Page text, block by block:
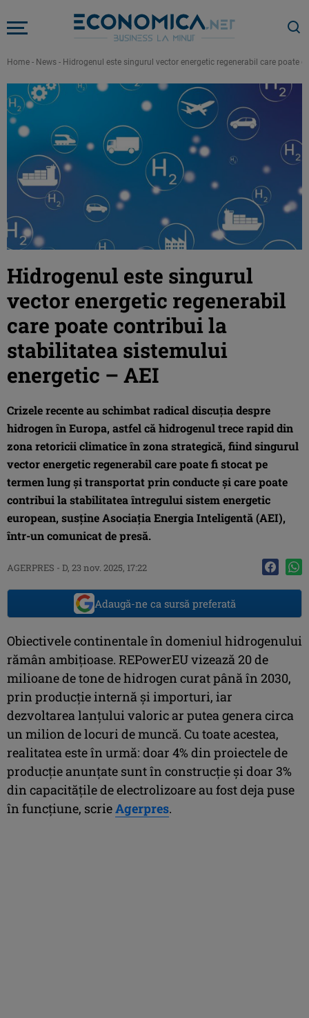
Home - News - Hidrogenul este singurul vector energetic regenerabil care poate
Hidrogenul este singurul
vector energetic regenerabil
care poate contribui la
stabilitatea sistemului
energetic – AEI
Crizele recente au schimbat radical discuţia despre
hidrogen în Europa, astfel că hidrogenul trece rapid din
zona retoricii climatice în zona strategică, fiind singurul
vector energetic regenerabil care poate fi stocat pe
termen lung şi transportat prin conducte şi care poate
contribui la stabilitatea întregului sistem energetic
european, susţine Asociaţia Energia Inteligentă (AEI),
într-un comunicat de presă.
AGERPRES - D, 23 nov. 2025, 17:22
Adaugă-ne ca sursă preferată
Obiectivele continentale în domeniul hidrogenului
rămân ambiţioase. REPowerEU vizează 20 de
milioane de tone de hidrogen curat până în 2030,
prin producţie internă şi importuri, iar
dezvoltarea lanţului valoric ar putea genera circa
un milion de locuri de muncă. Cu toate acestea,
realitatea este în urmă: doar 4% din proiectele de
producţie anunţate sunt în construcţie şi doar 3%
din capacităţile de electrolizoare au fost deja puse
în funcţiune, scrieAgerpres.